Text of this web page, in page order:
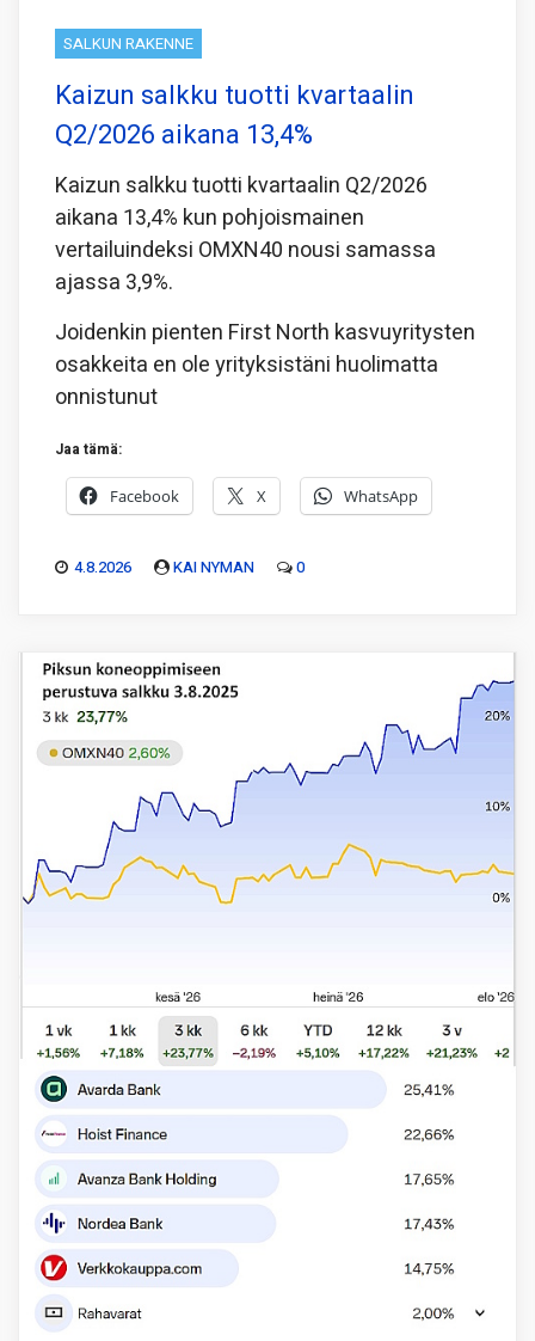
SALKUN RAKENNE
Kaizun salkku tuotti kvartaalin
Q2/2026 aikana 13,4%
Kaizun salkku tuotti kvartaalin Q2/2026
aikana 13,4% kun pohjoismainen
vertailuindeksi OMXN40 nousi samassa
ajassa 3,9%.
Joidenkin pienten First North kasvuyritysten
osakkeita en ole yrityksistäni huolimatta
onnistunut
Jaa tämä:
Facebook X WhatsApp
4.8.2026 KAI NYMAN 0